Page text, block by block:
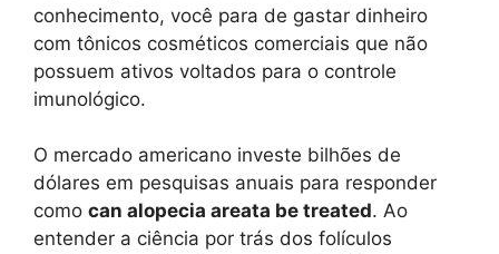
conhecimento, você para de gastar dinheiro
com tônicos cosméticos comerciais que não
possuem ativos voltados para o controle
imunológico.
O mercado americano investe bilhões de
dólares em pesquisas anuais para responder
como can alopecia areata be treated. Ao
entender a ciência por trás dos folículos